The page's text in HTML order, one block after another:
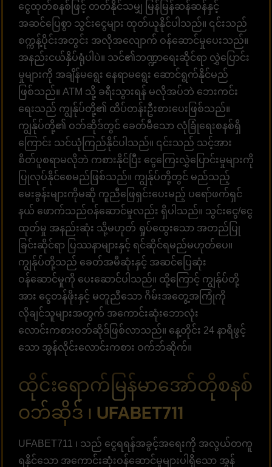
ငွေထုတ်စနစ်ဖြင့် တတ်နိုင်သမျှ မြန်မြန်ဆန်ဆန်နှင့်
အဆင်ပြေစွာ သွင်းငွေများ ထုတ်ယူနိုင်ပါသည်။ ၎င်းသည်
စက္ကန့်ပိုင်းအတွင်း အလိုအလျောက် ဝန်ဆောင်မှုပေးသည်။
အနည်းငယ်နှိပ်ရုံပါပဲ။ သင်၏ဘဏ္ဍာရေးဆိုင်ရာ လွှဲပြောင်း
မှုများကို အချိန်မရွေး နေရာမရွေး ဆောင်ရွက်နိုင်မည်
ဖြစ်သည်။ ATM သို့ ခရီးသွားရန် မလိုအပ်ဘဲ ဘေးကင်း
ရေးသည် ကျွန်ုပ်တို့၏ ထိပ်တန်းဦးစားပေးဖြစ်သည်။
ကျွန်ုပ်တို့၏ ဝဘ်ဆိုဒ်တွင် ခေတ်မီသော လုံခြုံရေးစနစ်ရှိ
ကြောင်း သင်ယုံကြည်နိုင်ပါသည်။ ၎င်းသည် သင့်အား
စိတ်ပူစရာမလိုဘဲ ကစားနိုင်ပြီး ငွေကြေးလွှဲပြောင်းမှုများကို
ပြုလုပ်နိုင်စေမည်ဖြစ်သည်။ ကျွန်ုပ်တို့တွင် မည်သည့်
မေးခွန်းများကိုမဆို ကူညီဖြေရှင်းပေးမည့် ပရော်ဖက်ရှင်
နယ် ဖောက်သည်ဝန်ဆောင်မှုလည်း ရှိပါသည်။ သွင်းငွေ/ငွေ
ထုတ်မှု အနည်းဆုံး သို့မဟုတ် ရှုပ်ထွေးသော အတည်ပြု
ခြင်းဆိုင်ရာ ပြဿနာများနှင့် ရင်ဆိုင်ရမည်မဟုတ်ပေ။
ကျွန်ုပ်တို့သည် ခေတ်အမီဆုံးနှင့် အဆင်ပြေဆုံး
ဝန်ဆောင်မှုကို ပေးဆောင်ပါသည်။ ထို့ကြောင့် ကျွန်ုပ်တို့
အား ငွေတန်ဖိုးနှင့် မတူညီသော ဂိမ်းအတွေ့အကြုံကို
လိုချင်သူများအတွက် အကောင်းဆုံးဘောလုံး
လောင်းကစားဝဘ်ဆိုဒ်ဖြစ်လာသည်။ နေ့တိုင်း 24 နာရီဖွင့်
သော အွန်လိုင်းလောင်းကစား ဝက်ဘ်ဆိုက်။
ထိုင်းရောက်မြန်မာအော်တိုစနစ်
ဝဘ်ဆိုဒ် ၊ UFABET711
UFABET711 ၊ သည် ငွေရရန်အခွင့်အရေးကို အလွယ်တကူ
ရနိုင်သော အကောင်းဆုံးဝန်ဆောင်မှုများပါရှိသော အွန်